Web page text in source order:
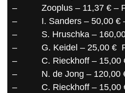
–
Zooplus – 11,37 € –
–
I. Sanders – 50,00 €
–
S. Hruschka –
–
G. Keidel – 25,00 €
–
C. Rieckhoff – 15,00
–
N. de Jong – 120,00
–
C. Rieckhoff – 15,00